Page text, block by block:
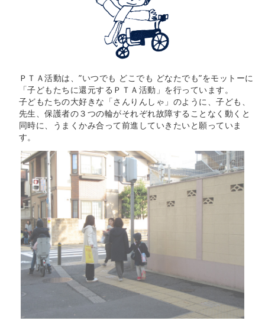
ＰＴＡ活動は、”いつでも どこでも どなたでも”をモットーに
「子どもたちに還元するＰＴＡ活動」を行っています。
子どもたちの大好きな「さんりんしゃ」のように、子ども、
先生、保護者の３つの輪がそれぞれ故障することなく動くと
同時に、うまくかみ合って前進していきたいと願っていま
す。